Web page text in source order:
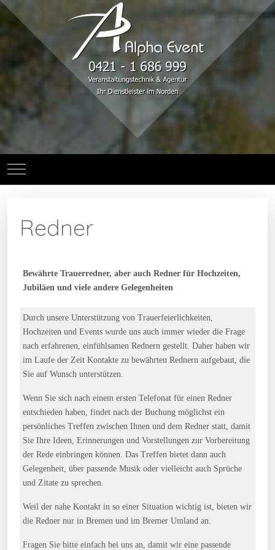
Mobile Menu Toggle
Redner
Bewährte Trauerredner, aber auch Redner für Hochzeiten,
Jubiläen und viele andere Gelegenheiten
Durch unsere Unterstützung von Trauerfeierlichkeiten,
Hochzeiten und Events wurde uns auch immer wieder die Frage
nach erfahrenen, einfühlsamen Rednern gestellt. Daher haben wir
im Laufe der Zeit Kontakte zu bewährten Rednern aufgebaut, die
Sie auf Wunsch unterstützen.
Wenn Sie sich nach einem ersten Telefonat für einen Redner
entschieden haben, findet nach der Buchung möglichst ein
persönliches Treffen zwischen Ihnen und dem Redner statt, damit
Sie Ihre Ideen, Erinnerungen und Vorstellungen zur Vorbereitung
der Rede einbringen können. Das Treffen bietet dann auch
Gelegenheit, über passende Musik oder vielleicht auch Sprüche
und Zitate zu sprechen.
Weil der nahe Kontakt in so einer Situation wichtig ist, bieten wir
die Redner nur in Bremen und im Bremer Umland an.
Fragen Sie bitte einfach bei uns an, damit wir eine passende